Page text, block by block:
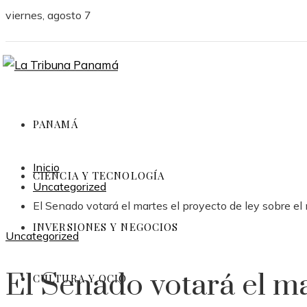
viernes, agosto 7
PANAMÁ
CIENCIA Y TECNOLOGÍA
INVERSIONES Y NEGOCIOS
CULTURA Y OCIO
Inicio
Uncategorized
El Senado votará el martes el proyecto de ley sobre
Uncategorized
El Senado votará el